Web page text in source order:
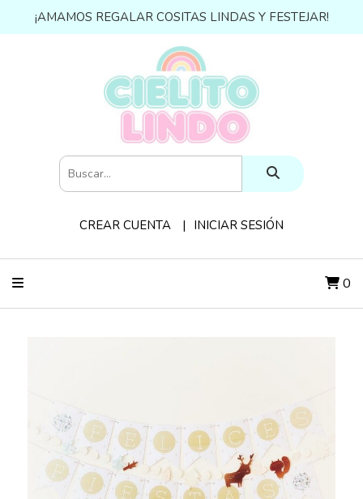
¡AMAMOS REGALAR COSITAS LINDAS Y FESTEJAR!
CREAR CUENTA INICIAR SESIÓN
0